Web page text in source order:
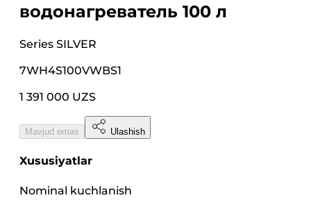
водонагреватель 100 л
Series SILVER
7WH4S100VWBS1
1 391 000 UZS
Mavjud emas Ulashish
Xususiyatlar
Nominal kuchlanish